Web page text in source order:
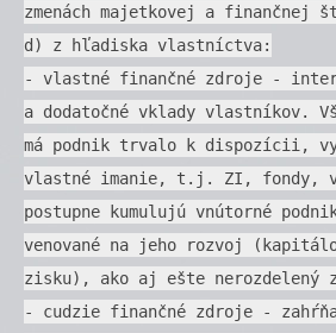
zmenách majetkovej a finančnej
d) z hľadiska vlastníctva:
- vlastné finančné zdroje -
a dodatočné vklady vlastníkov.
má podnik trvalo k dispozícii,
vlastné imanie, t.j. ZI, fondy,
postupne kumulujú vnútorné
venované na jeho rozvoj
zisku), ako aj ešte nerozdelený
- cudzie finančné zdroje -